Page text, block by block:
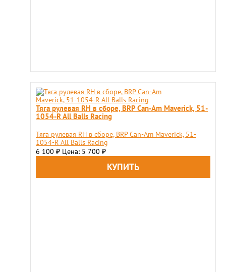
Тяга рулевая RH в сборе, BRP Can-Am Maverick, 51-
1054-R All Balls Racing
Тяга рулевая RH в сборе, BRP Can-Am Maverick, 51-
1054-R All Balls Racing
6 100 ₽ Цена: 5 700 ₽